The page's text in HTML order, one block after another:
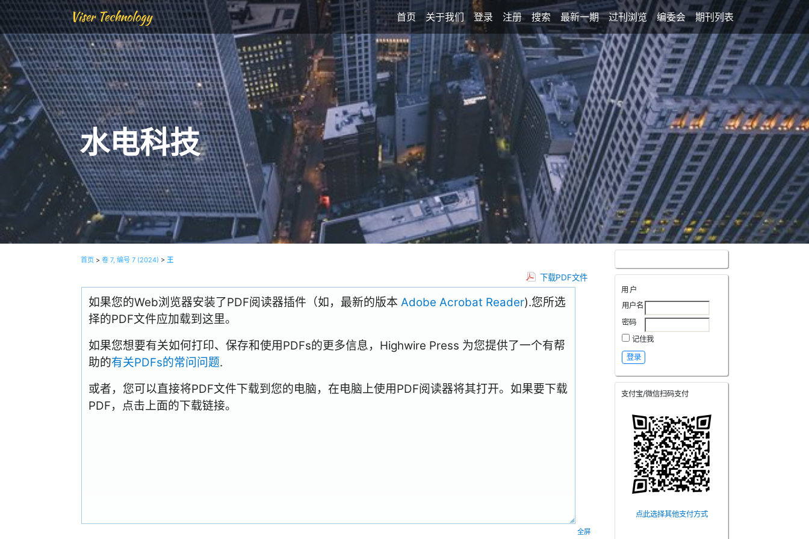
Viser Technology 首页 关于我们 登录 注册 搜索 最新一期 过刊浏览 编委会 期刊列表
水电科技
用户
用户名
密码
记住我
支付宝/微信扫码支付
点此选择其他支付方式
首页 >卷 7, 编号 7 (2024) >王
下载PDF文件
如果您的Web浏览器安装了PDF阅读器插件（如，最新的版本 Adobe Acrobat Reader).您所选
择的PDF文件应加载到这里。
如果您想要有关如何打印、保存和使用PDFs的更多信息，Highwire Press 为您提供了一个有帮
助的有关PDFs的常问问题.
或者，您可以直接将PDF文件下载到您的电脑，在电脑上使用PDF阅读器将其打开。如果要下载
PDF，点击上面的下载链接。
全屏